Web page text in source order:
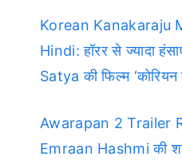
Korean Kanakaraju
Hindi: हॉरर से ज्यादा
Satya की फिल्म
Awarapan 2 Trailer
Emraan Hashmi की